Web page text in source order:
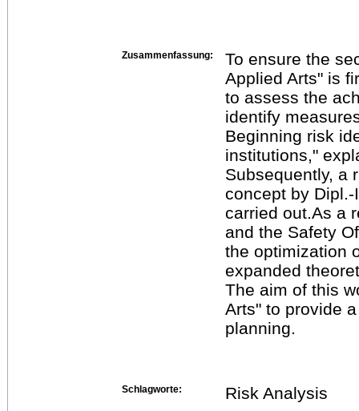
Zusammenfassung:
To ensure the
Applied Arts" is
to assess the
identify
Beginning risk
institutions,"
Subsequently, a
concept by
carried out.As a
and the Safety
the optimization
expanded
The aim of this
Arts" to provide
planning.
Schlagworte: Risk Analysis